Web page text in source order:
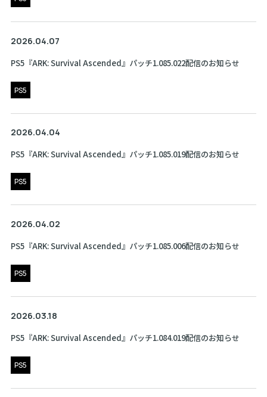
2026.04.07
PS5『ARK: Survival Ascended』パッチ1.085.022配信のお知らせ
PS5
2026.04.04
PS5『ARK: Survival Ascended』パッチ1.085.019配信のお知らせ
PS5
2026.04.02
PS5『ARK: Survival Ascended』パッチ1.085.006配信のお知らせ
PS5
2026.03.18
PS5『ARK: Survival Ascended』パッチ1.084.019配信のお知らせ
PS5